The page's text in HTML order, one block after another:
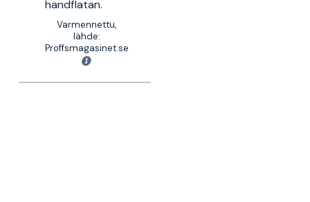
handflatan.
Varmennettu,
lähde:
Proffsmagasinet.se